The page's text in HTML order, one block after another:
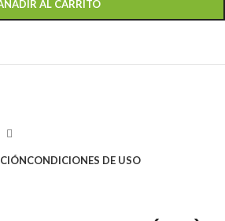
AL CARRITO
CONDICIONES DE USO